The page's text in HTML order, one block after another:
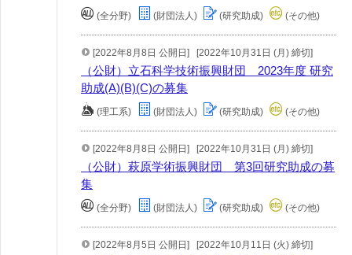
(全分野) (財団法人) (研究助成) (その他)
[2022年8月8日 公開日] [2022年10月31日 (月) 締切]
（公財）立石科学技術振興財団 2023年度 研究
助成(A)(B)(C)の募集
(理工系) (財団法人) (研究助成) (その他)
[2022年8月8日 公開日] [2022年10月31日 (月) 締切]
（公財）萩原学術振興財団 第3回研究助成の募
集
(全分野) (財団法人) (研究助成) (その他)
[2022年8月5日 公開日] [2022年10月11日 (火) 締切]